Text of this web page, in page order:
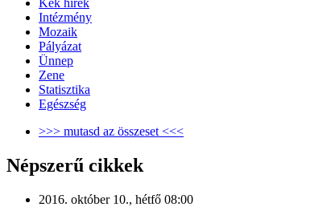
Intézmény
Mozaik
Pályázat
Ünnep
Zene
Statisztika
Egészség
>>> mutasd az összeset <<<
Népszerű cikkek
2016. október 10., hétfő 08:00